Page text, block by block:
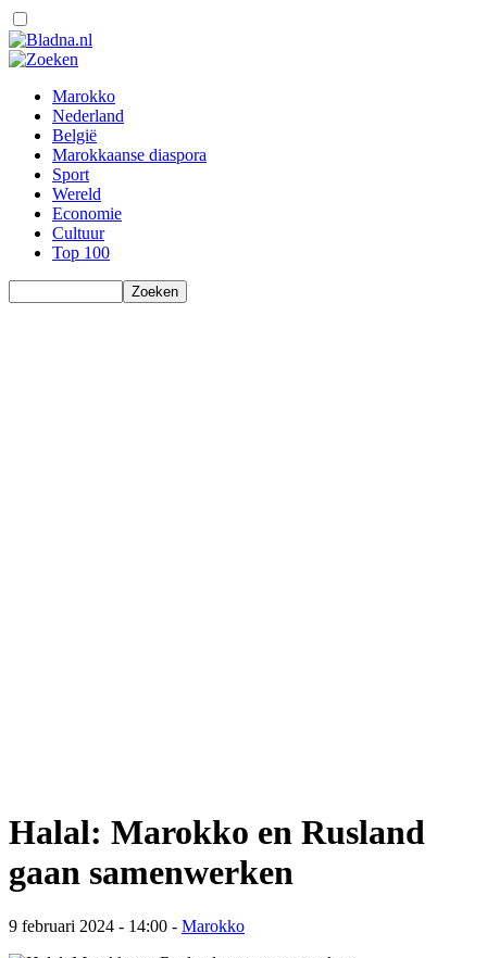
Marokko
Nederland
België
Marokkaanse diaspora
Sport
Wereld
Economie
Cultuur
Top 100
Halal: Marokko en Rusland
gaan samenwerken
9 februari 2024 - 14:00 - Marokko